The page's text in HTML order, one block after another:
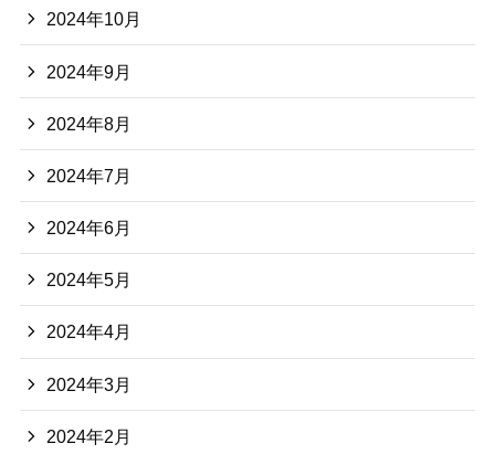
2024年10月
2024年9月
2024年8月
2024年7月
2024年6月
2024年5月
2024年4月
2024年3月
2024年2月